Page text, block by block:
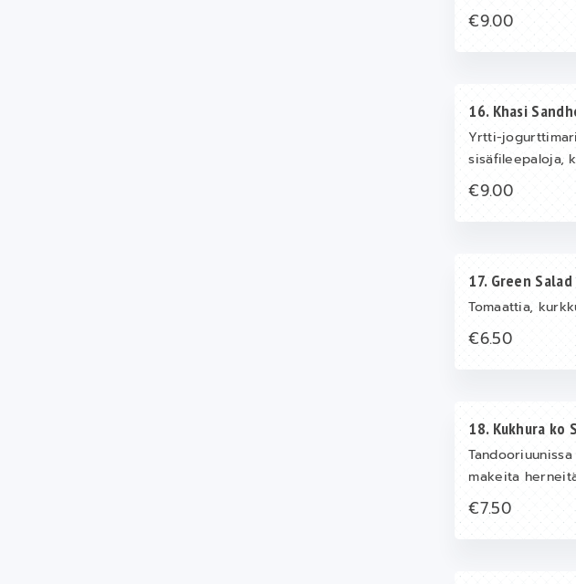
€9.00
16. Khasi
Yrtti-
sisäfileepaloja,
€9.00
17. Green Salad
Tomaattia,
€6.50
18. Kukhura ko
makeita
€7.50